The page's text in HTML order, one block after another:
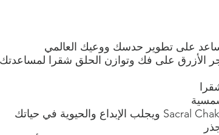
على تطوير حدسك ووعيك العالمي
الأزرق على فك وتوازن الحلق شقرا